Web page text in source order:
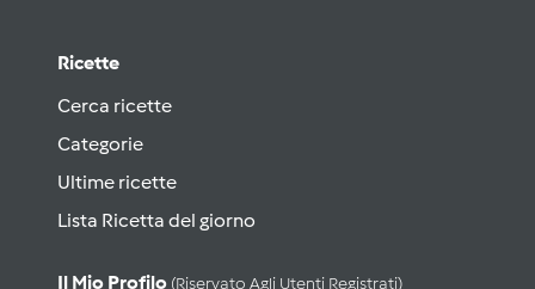
Ricette
Cerca ricette
Categorie
Ultime ricette
Lista Ricetta del giorno
Il Mio Profilo (riservato Agli Utenti Registrati)